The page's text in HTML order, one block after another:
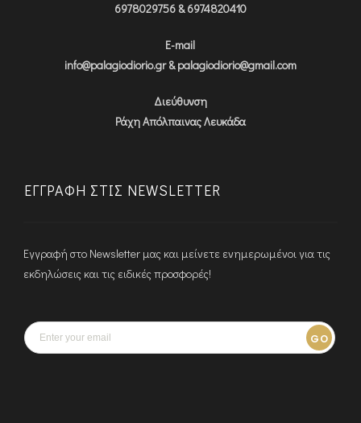
6978029756 & 6974820410
E-mail
info@palagiodiorio.gr & palagiodiorio@gmail.com
Διεύθυνση
Ράχη Απόλπαινας Λευκάδα
ΕΓΓΡΑΦΉ ΣΤΙΣ NEWSLETTER
Εγγραφή στο Newsletter μας και μείνετε ενημερωμένοι για τις
εκδηλώσεις και τις ειδικές προσφορές!
GO